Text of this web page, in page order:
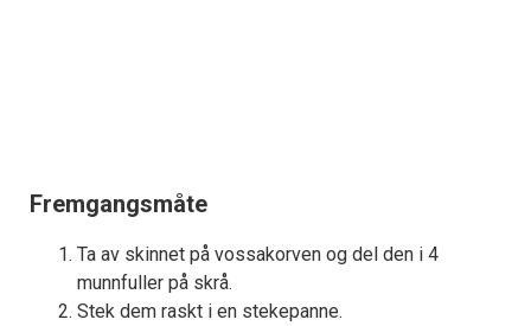
Fremgangsmåte
Ta av skinnet på vossakorven og del den i 4
munnfuller på skrå.
Stek dem raskt i en stekepanne.